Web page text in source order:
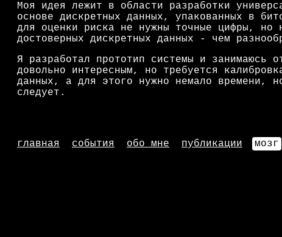
Моя идея лежит в области разработки
основе дискретных данных, упакованных в
для оценки риска не нужны точные цифры, но
достоверных дискретных данных - чем
Я разработал прототип системы и занимаюсь
довольно интересным, но требуется
данных, а для этого нужно немало времени,
следует.
главная события обо мне публикации мозг